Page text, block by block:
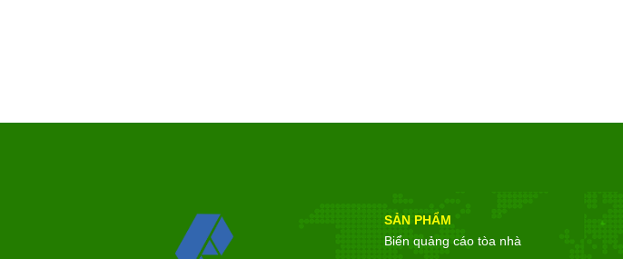
SẢN PHẨM
Biển quảng cáo tòa nhà